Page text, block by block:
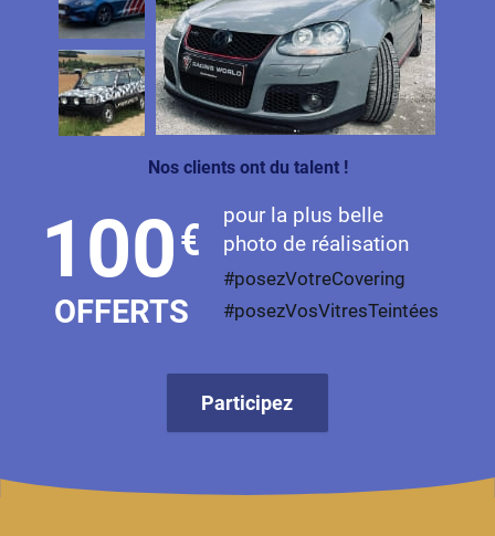
Mini
Mitsubishi
Nissan
Opel
Ora
Peugeot
Porsche
Nos clients ont du talent !
100€
OFFERTS
pour la plus belle
photo de réalisation
#posezVotreCovering
#posezVosVitresTeintées
Participez